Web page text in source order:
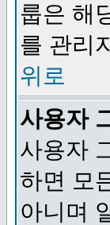
룹은 해
를 관리
위로
사용자
사용자
하면 모
아니며